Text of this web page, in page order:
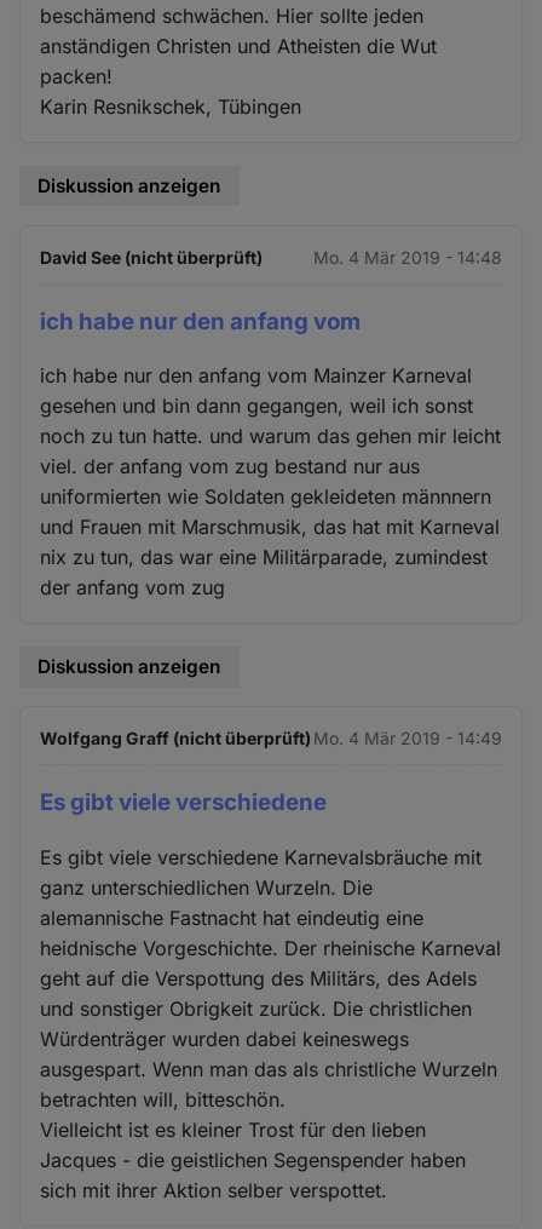
beschämend schwächen. Hier sollte jeden
anständigen Christen und Atheisten die Wut
packen!
Karin Resnikschek, Tübingen
Diskussion anzeigen
David See (nicht überprüft) Mo. 4 Mär 2019 - 14:48
ich habe nur den anfang vom
ich habe nur den anfang vom Mainzer Karneval
gesehen und bin dann gegangen, weil ich sonst
noch zu tun hatte. und warum das gehen mir leicht
viel. der anfang vom zug bestand nur aus
uniformierten wie Soldaten gekleideten männnern
und Frauen mit Marschmusik, das hat mit Karneval
nix zu tun, das war eine Militärparade, zumindest
der anfang vom zug
Diskussion anzeigen
Wolfgang Graff (nicht überprüft) Mo. 4 Mär 2019 - 14:49
Es gibt viele verschiedene
Es gibt viele verschiedene Karnevalsbräuche mit
ganz unterschiedlichen Wurzeln. Die
alemannische Fastnacht hat eindeutig eine
heidnische Vorgeschichte. Der rheinische Karneval
geht auf die Verspottung des Militärs, des Adels
und sonstiger Obrigkeit zurück. Die christlichen
Würdenträger wurden dabei keineswegs
ausgespart. Wenn man das als christliche Wurzeln
betrachten will, bitteschön.
Vielleicht ist es kleiner Trost für den lieben
Jacques - die geistlichen Segenspender haben
sich mit ihrer Aktion selber verspottet.